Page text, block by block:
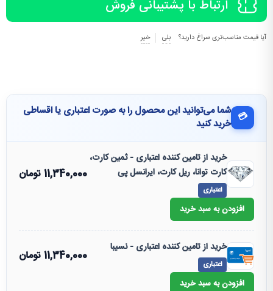
ارتباط با پشتیبانی فروش
آیا قیمت مناسب‌تری سراغ دارید؟ بلی خیر
💳 شما می‌توانید این محصول را به صورت اعتباری یا اقساطی
خرید کنید
خرید از تامین کننده اعتباری - ثمین کارت،
کارت توانا، ریل کارت، ایرانسل پی
اعتباری
11,340,000تومان
افزودن به سبد خرید
خرید از تامین کننده اعتباری - نسیبا
اعتباری
11,340,000تومان
افزودن به سبد خرید